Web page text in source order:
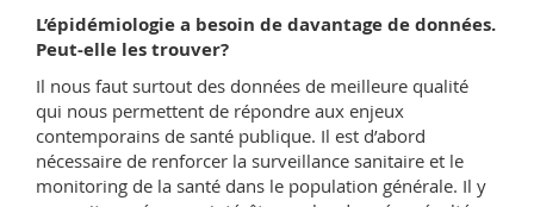
L’épidémiologie a besoin de davantage de données.
Peut-elle les trouver?
Il nous faut surtout des données de meilleure qualité
qui nous permettent de répondre aux enjeux
contemporains de santé publique. Il est d’abord
nécessaire de renforcer la surveillance sanitaire et le
monitoring de la santé dans le population générale. Il y